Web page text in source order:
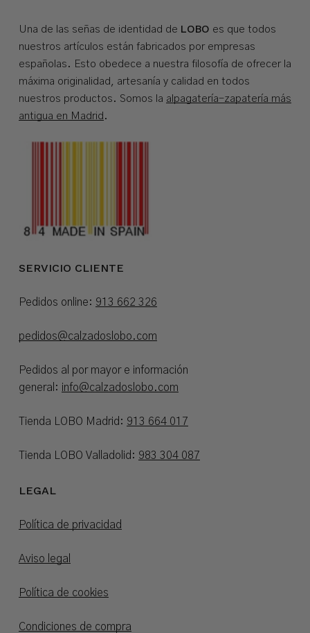
Una de las señas de identidad de LOBO es que todos
nuestros artículos están fabricados por empresas
españolas. Esto obedece a nuestra filosofía de ofrecer la
máxima originalidad, artesanía y calidad en todos
nuestros productos. Somos la alpagatería-zapatería más
antigua en Madrid .
SERVICIO CLIENTE
Pedidos online: 913 662 326
pedidos@calzadoslobo.com
Pedidos al por mayor e información
general: info@calzadoslobo.com
Tienda LOBO Madrid: 913 664 017
Tienda LOBO Valladolid: 983 304 087
LEGAL
Política de privacidad
Aviso legal
Política de cookies
Condiciones de compra